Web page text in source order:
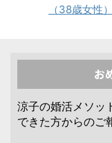
（38歳女性）
お
涼子の婚活メソッ
できた方からのご